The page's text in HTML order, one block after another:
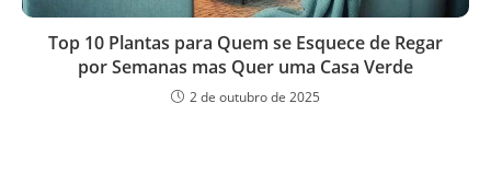
Top 10 Plantas para Quem se Esquece de Regar
por Semanas mas Quer uma Casa Verde
2 de outubro de 2025